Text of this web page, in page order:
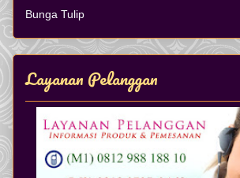
Bunga Tulip
Layanan Pelanggan